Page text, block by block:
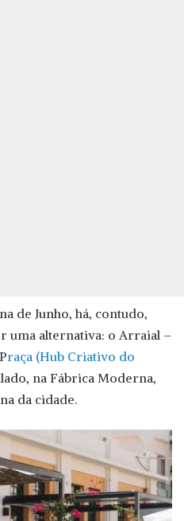
de Junho, há, contudo,
uma alternativa: o Arraial –
raça (Hub Criativo do
na Fábrica Moderna,
da cidade.